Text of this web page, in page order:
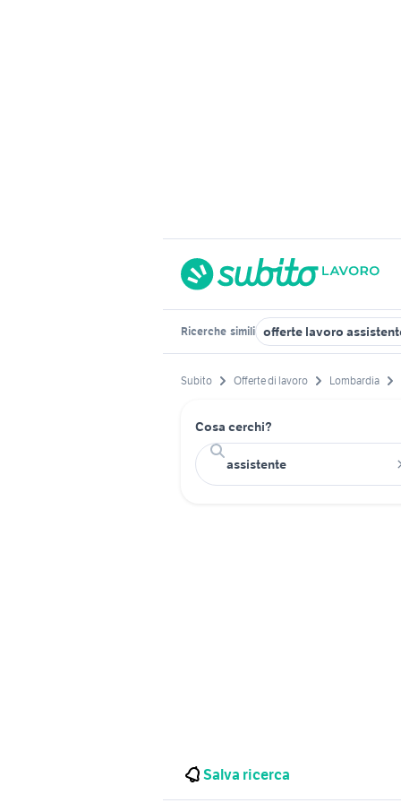
Ricerche simili offerte lavoro
Subito Offerte di lavoro Lombardia
Cosa cerchi?
Salva ricerca